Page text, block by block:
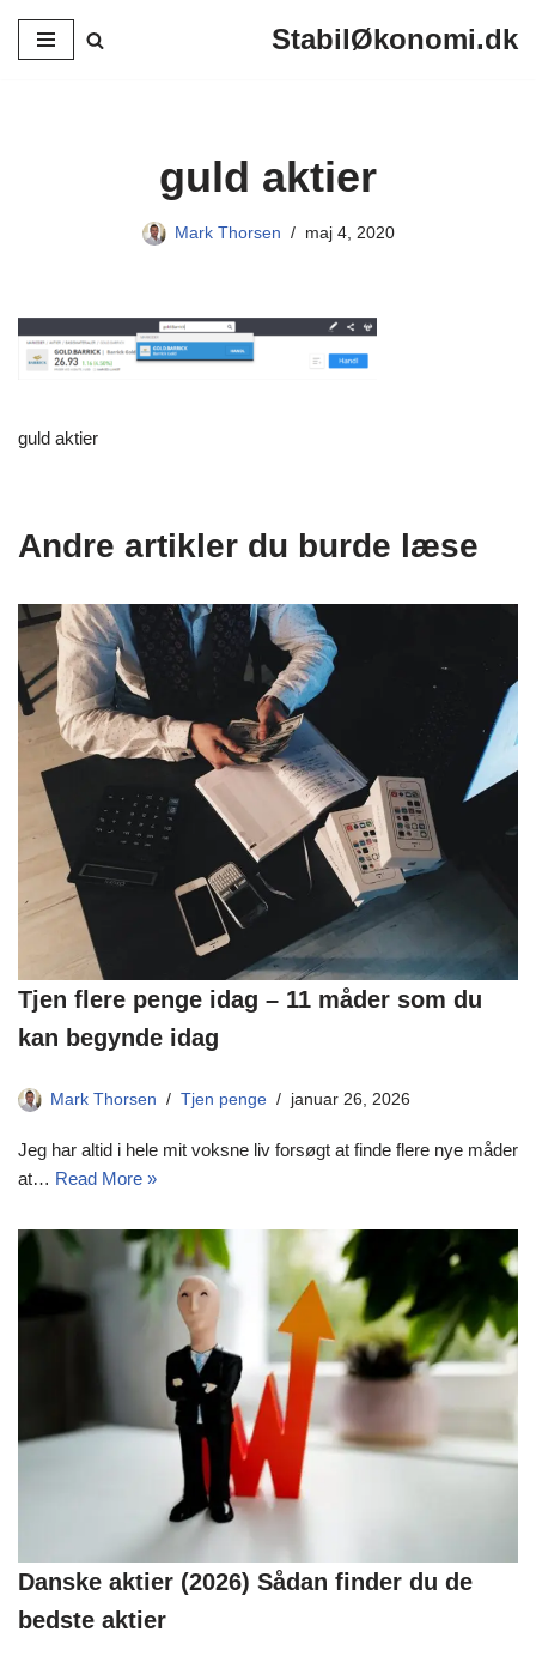
Spring
StabilØkonomi.dk
guld aktier
Mark Thorsen maj 4, 2020
guld aktier
Andre artikler du burde læse
Tjen flere penge idag – 11 måder som du
kan begynde idag
Mark Thorsen Tjen penge januar 26, 2026
Jeg har altid i hele mit voksne liv forsøgt at finde flere nye måder
at… Read More »
Danske aktier (2026) Sådan finder du de
bedste aktier